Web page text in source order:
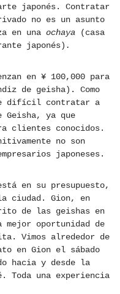
japonés. Contratar
no es un asunto
en una ochaya (casa
japonés) .
en ¥ 100,000 para
de geisha). Como
difícil contratar a
Geisha, ya que
clientes conocidos.
no son
japoneses.
en su presupuesto,
ciudad. Gion, en
de las geishas en
oportunidad de
Vimos alrededor de
en Gion el sábado
hacia y desde la
Toda una experiencia